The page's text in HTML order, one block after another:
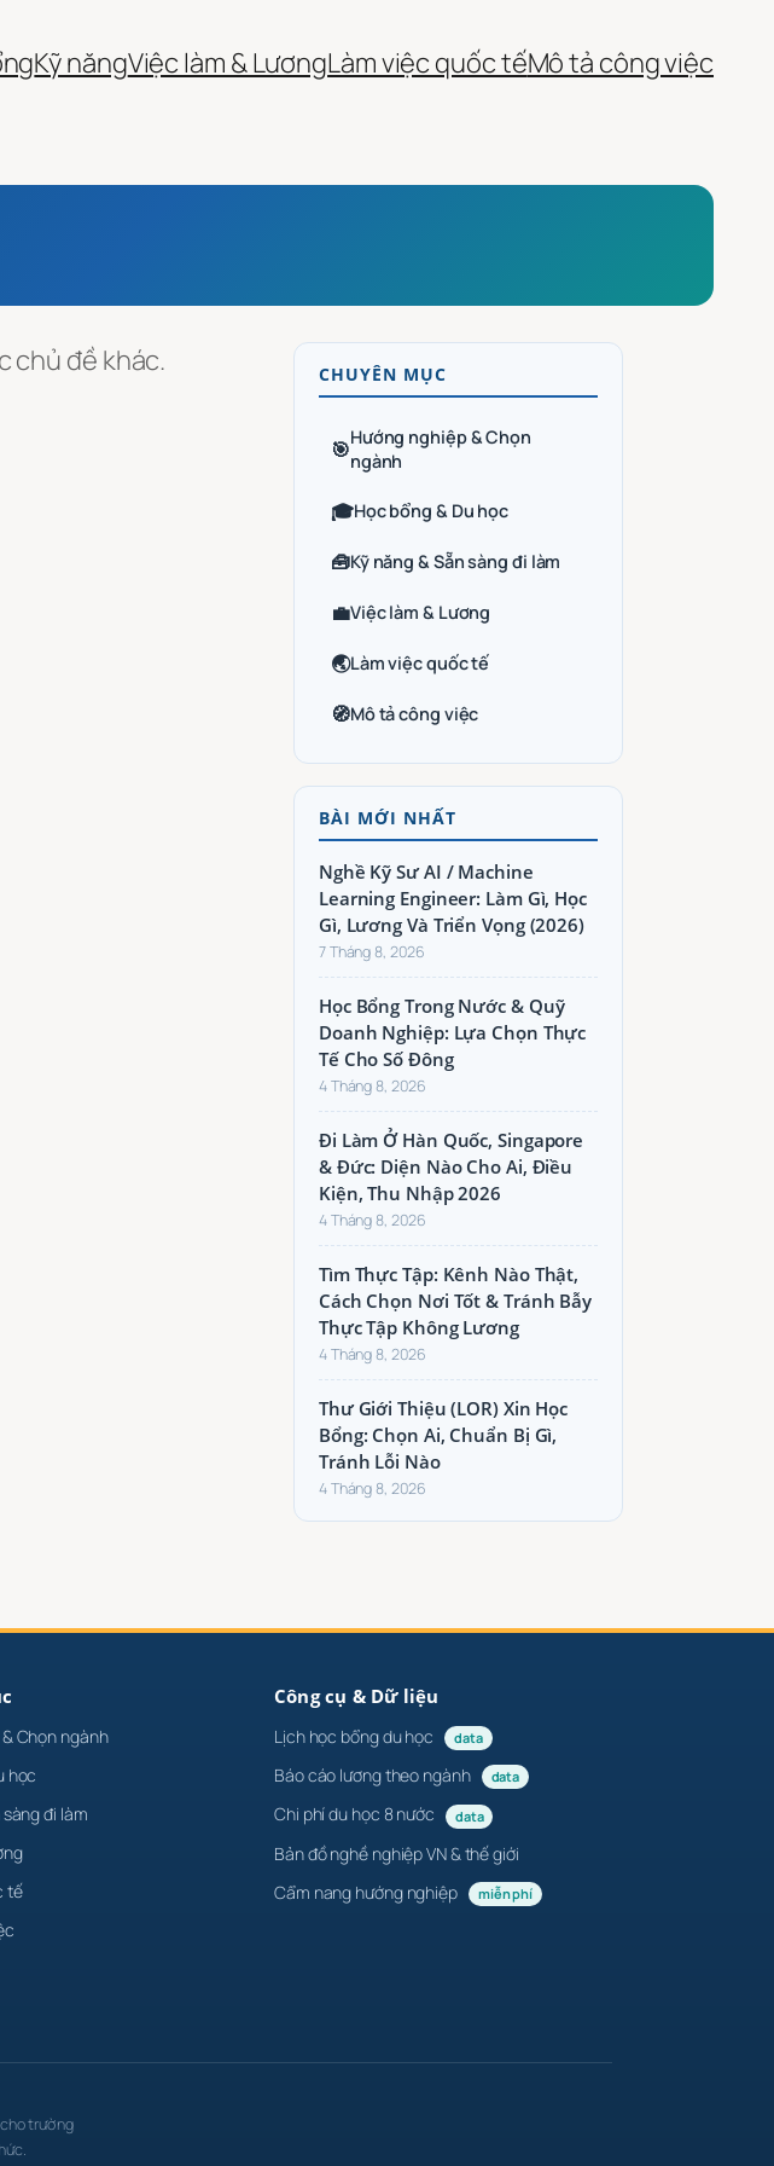
Kỹ năngViệc làm & LươngLàm việc quốc tếMô tả công việc
chủ đề khác. CHUYÊN MỤC
🎯Hướng nghiệp & Chọn
ngành
🎓Học bổng & Du học
🧰Kỹ năng & Sẵn sàng đi làm
💼Việc làm & Lương
🌏Làm việc quốc tế
🧭Mô tả công việc
BÀI MỚI NHẤT
Nghề Kỹ Sư AI / Machine
Learning Engineer: Làm Gì, Học
Gì, Lương Và Triển Vọng (2026)
7 Tháng 8, 2026
Học Bổng Trong Nước & Quỹ
Doanh Nghiệp: Lựa Chọn Thực
Tế Cho Số Đông
4 Tháng 8, 2026
Đi Làm Ở Hàn Quốc, Singapore
& Đức: Diện Nào Cho Ai, Điều
Kiện, Thu Nhập 2026
4 Tháng 8, 2026
Tìm Thực Tập: Kênh Nào Thật,
Cách Chọn Nơi Tốt & Tránh Bẫy
Thực Tập Không Lương
4 Tháng 8, 2026
Thư Giới Thiệu (LOR) Xin Học
Bổng: Chọn Ai, Chuẩn Bị Gì,
Tránh Lỗi Nào
4 Tháng 8, 2026
Chọn ngành
học
sàng đi làm
tế
Công cụ & Dữ liệu
Lịch học bổng du học data
Báo cáo lương theo ngành data
Chi phí du học 8 nước data
Bản đồ nghề nghiệp VN & thế giới
Cẩm nang hướng nghiệp
miễn phí
trường